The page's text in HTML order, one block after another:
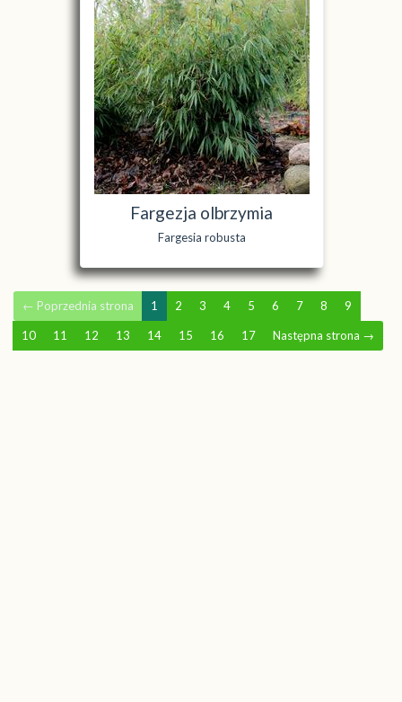
Fargezja olbrzymia
Fargesia robusta
← Poprzednia strona 1 2 3 4 5 6 7 8 9
10 11 12 13 14 15 16 17 Następna strona →